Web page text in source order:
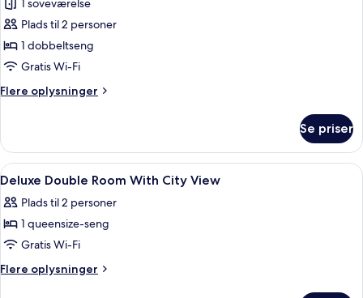
af
Deluxe-
studiolejlighed
1 soveværelse
Plads til 2 personer
1 dobbeltseng
Gratis Wi-Fi
Flere oplysninger
Flere
studiolejlighed
Se priser
Indlæs
alle
billeder
af
Deluxe
Double
Et hotelværelse med seng,
10
Deluxe Double Room With City View
Plads til 2 personer
1 queensize-seng
Gratis Wi-Fi
Flere oplysninger
Flere